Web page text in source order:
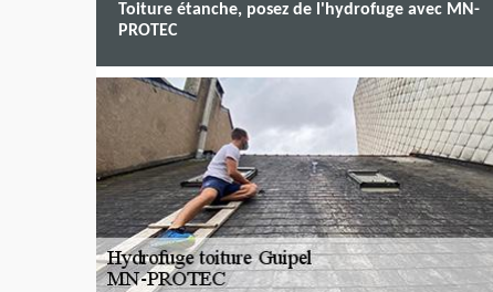
Toiture étanche, posez de l'hydrofuge avec MN-
PROTEC